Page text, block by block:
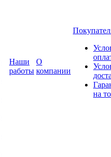
Наши
работы
О
компании
на